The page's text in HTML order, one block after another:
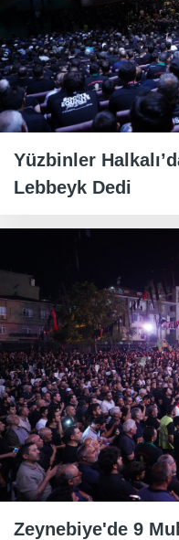
Yüzbinler
Lebbeyk Dedi
Zeynebiye'de 9